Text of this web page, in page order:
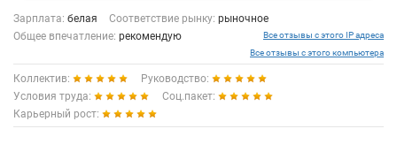
Зарплата: белая Соответствие рынку: рыночное
Общее впечатление: рекомендую
Все отзывы с этого IP адреса
Все отзывы с этого компьютера
Коллектив:
Руководство:
Условия труда:
Соц.пакет:
Карьерный рост: